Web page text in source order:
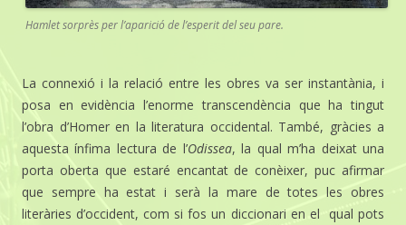
Hamlet sorprès per l’aparició de l’esperit del seu pare.
La connexió i la relació entre les obres va ser instantània, i
posa en evidència l’enorme transcendència que ha tingut
l’obra d’Homer en la literatura occidental. També, gràcies a
aquesta ínfima lectura de l’Odissea, la qual m’ha deixat una
porta oberta que estaré encantat de conèixer, puc afirmar
que sempre ha estat i serà la mare de totes les obres
literàries d’occident, com si fos un diccionari en el qual pots